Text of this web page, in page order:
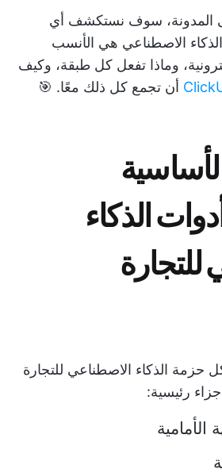
المدونة، سوف نستكشف أي
الاصطناعي هي الأنسب
وماذا تفعل كل طبقة، وكيف
أن تجمع كل ذلك معًا. 🎯
الذكاء
حزمة الذكاء الاصطناعي للتجارة
رئيسية:
الأمامية